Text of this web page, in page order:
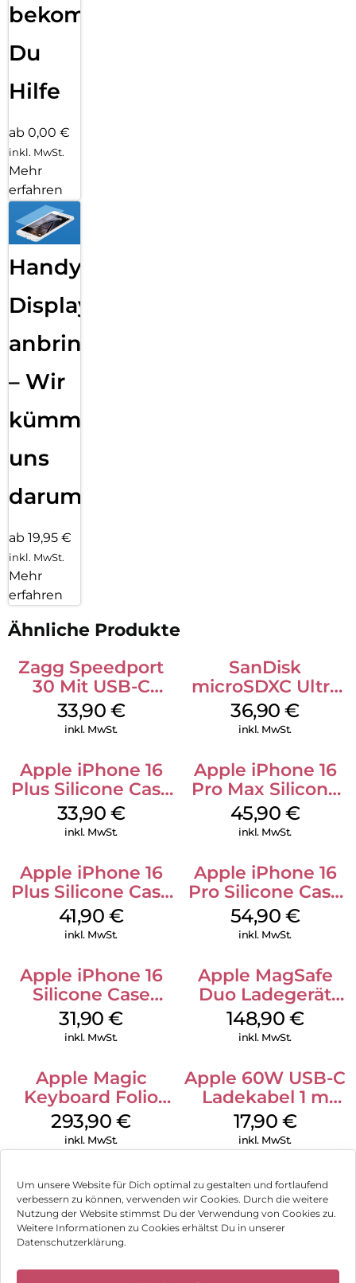
Um unsere Website für Dich optimal zu gestalten und fortlaufend
verbessern zu können, verwenden wir Cookies. Durch die weitere
Nutzung der Website stimmst Du der Verwendung von Cookies zu.
Weitere Informationen zu Cookies erhältst Du in unserer
Datenschutzerklärung.
bekommst
Du
Hilfe
ab 0,00 €
inkl. MwSt.
Mehr
erfahren
Handy
Displayfolie
anbringen
– Wir
kümmern
uns
darum!
ab 19,95 €
inkl. MwSt.
Mehr
erfahren
Ähnliche Produkte
Zagg Speedport
30 Mit USB-C
Kabel Weiß
33,90 €
inkl. MwSt.
SanDisk
microSDXC Ultra
128 GB + Adapter
Mobile
36,90€
inkl. MwSt.
Apple iPhone 16
Plus Silicone Case
MagSafe Lake
Green
33,90 €
inkl. MwSt.
Apple iPhone 16
Pro Max Silicone
Case MagSafe
Ultramarine
45,90 €
inkl. MwSt.
Apple iPhone 16
Plus Silicone Case
MagSafe Stone
Gray
41,90 €
inkl. MwSt.
Apple iPhone 16
Pro Silicone Case
MagSafe Black
54,90 €
inkl. MwSt.
Apple iPhone 16
Silicone Case
MagSafe Fuchsia
31,90€
inkl. MwSt.
Apple MagSafe
Duo Ladegerät
Weiß
148,90 €
inkl. MwSt.
Apple Magic
Keyboard Folio
iPad 10.9″ (10.Gen.)
Weiß
293,90€
inkl. MwSt.
Apple 60W USB-C
Ladekabel 1 m
Weiß
17,90 €
inkl. MwSt.
Impressum